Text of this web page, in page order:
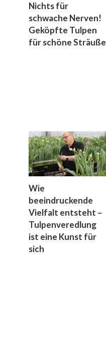
Nichts für
schwache Nerven!
Geköpfte Tulpen
für schöne Sträuße
Wie
beeindruckende
Vielfalt entsteht –
Tulpenveredlung
ist eine Kunst für
sich